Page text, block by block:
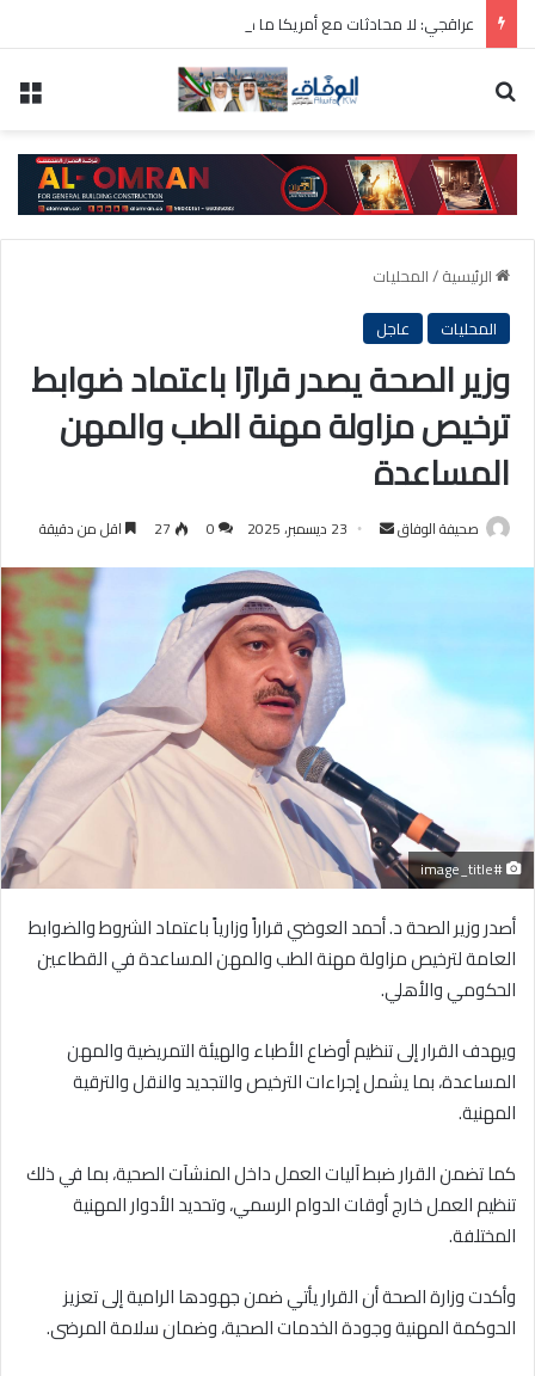
عراقجي: لا محادثات مع أمريكا ما دامت تنتهك الاتفاق المؤقت
الرئيسية/المحليات
المحليات
عاجل
وزير الصحة يصدر قرارًا باعتماد ضوابط
ترخيص مزاولة مهنة الطب والمهن
المساعدة
صحيفة الوفاق
أرسل 23 ديسمبر، 2025 0
27 اقل من دقيقة
#image_title
أصدر وزير الصحة د. أحمد العوضي قراراً وزارياً باعتماد الشروط والضوابط
العامة لترخيص مزاولة مهنة الطب والمهن المساعدة في القطاعين
الحكومي والأهلي.
ويهدف القرار إلى تنظيم أوضاع الأطباء والهيئة التمريضية والمهن
المساعدة، بما يشمل إجراءات الترخيص والتجديد والنقل والترقية
المهنية.
كما تضمن القرار ضبط آليات العمل داخل المنشآت الصحية، بما في ذلك
تنظيم العمل خارج أوقات الدوام الرسمي، وتحديد الأدوار المهنية
المختلفة.
وأكدت وزارة الصحة أن القرار يأتي ضمن جهودها الرامية إلى تعزيز
الحوكمة المهنية وجودة الخدمات الصحية، وضمان سلامة المرضى.